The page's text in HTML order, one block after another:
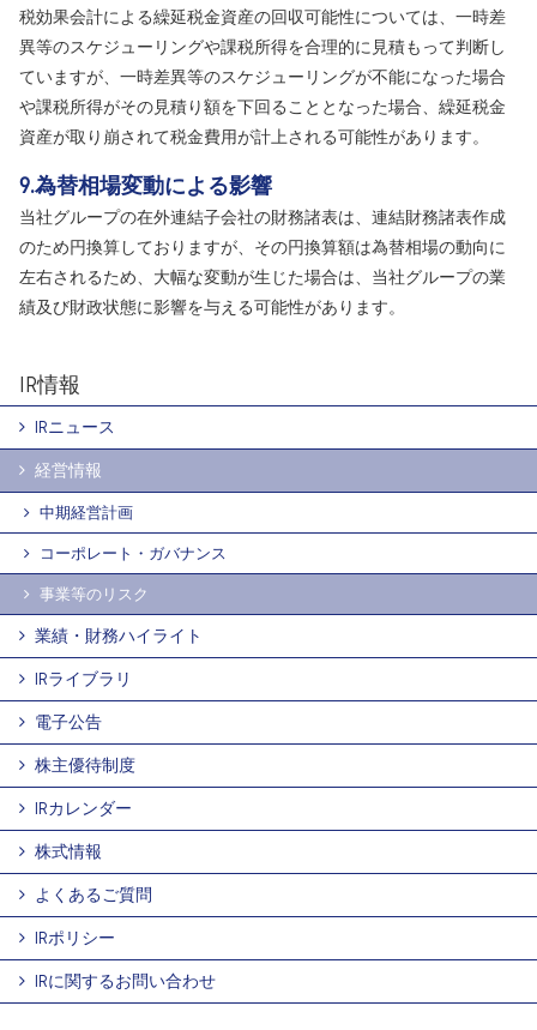
税効果会計による繰延税金資産の回収可能性については、一時差
異等のスケジューリングや課税所得を合理的に見積もって判断し
ていますが、一時差異等のスケジューリングが不能になった場合
や課税所得がその見積り額を下回ることとなった場合、繰延税金
資産が取り崩されて税金費用が計上される可能性があります。
9.為替相場変動による影響
当社グループの在外連結子会社の財務諸表は、連結財務諸表作成
のため円換算しておりますが、その円換算額は為替相場の動向に
左右されるため、大幅な変動が生じた場合は、当社グループの業
績及び財政状態に影響を与える可能性があります。
IR情報
IRニュース
経営情報
中期経営計画
コーポレート・ガバナンス
事業等のリスク
業績・財務ハイライト
IRライブラリ
電子公告
株主優待制度
IRカレンダー
株式情報
よくあるご質問
IRポリシー
IRに関するお問い合わせ